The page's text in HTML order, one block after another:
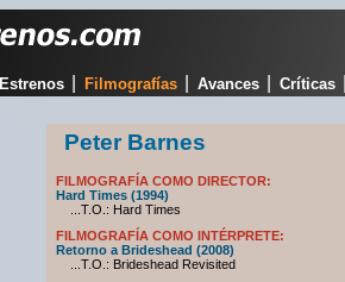
Estrenos Filmografías Avances Críticas
Peter Barnes
FILMOGRAFÍA COMO DIRECTOR:
Hard Times (1994)
...T.O.: Hard Times
FILMOGRAFÍA COMO INTÉRPRETE:
Retorno a Brideshead (2008)
...T.O.: Brideshead Revisited